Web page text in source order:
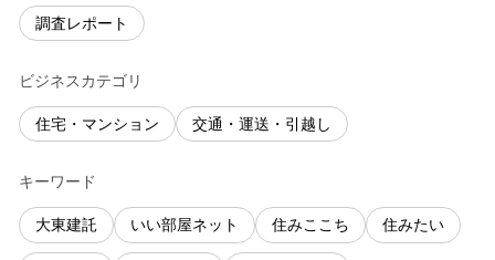
調査レポート
ビジネスカテゴリ
住宅・マンション 交通・運送・引越し
キーワード
大東建託 いい部屋ネット 住みここち 住みたい